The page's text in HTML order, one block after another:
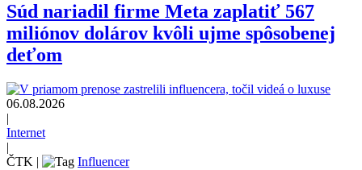
Súd nariadil firme Meta zaplatiť 567
miliónov dolárov kvôli ujme spôsobenej
deťom
06.08.2026
|
Internet
|
ČTK | Influencer